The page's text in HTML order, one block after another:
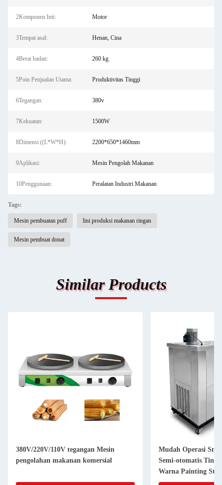
2Komponen Inti: Motor
3Tempat asal: Henan, Cina
4Berat badan: 260 kg
5Poin Penjualan Utama: Produktivitas Tinggi
6Tegangan: 380v
7Kekuatan: 1500W
8Dimensi ((L*W*H): 2200*650*1460mm
9Aplikasi: Mesin Pengolah Makanan
10Penggunaan: Peralatan Industri Makanan
Tags:
Mesin pembuatan puff lini produksi makanan ringan
Mesin pembuat donat
Similar Products
380V/220V/110V tegangan Mesin
pengolahan makanan komersial
Mudah Operasi
Semi-otomatis
Warna Painting